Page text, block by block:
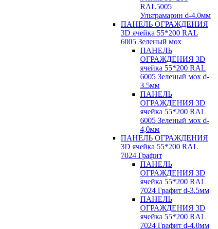
RAL5005
Ультрамарин d-4.0мм
ПАНЕЛЬ ОГРАЖДЕНИЯ
3D ячейка 55*200 RAL
6005 Зеленый мох
ПАНЕЛЬ
ОГРАЖДЕНИЯ 3D
ячейка 55*200 RAL
6005 Зеленый мох d-
3.5мм
ПАНЕЛЬ
ОГРАЖДЕНИЯ 3D
ячейка 55*200 RAL
6005 Зеленый мох d-
4,0мм
ПАНЕЛЬ ОГРАЖДЕНИЯ
3D ячейка 55*200 RAL
7024 Графит
ПАНЕЛЬ
ОГРАЖДЕНИЯ 3D
ячейка 55*200 RAL
7024 Графит d-3.5мм
ПАНЕЛЬ
ОГРАЖДЕНИЯ 3D
ячейка 55*200 RAL
7024 Графит d-4.0мм